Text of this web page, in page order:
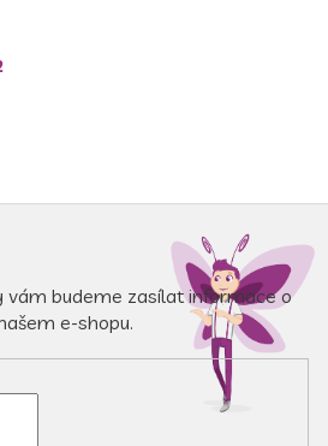
vám budeme zasílat informace o
e-shopu.